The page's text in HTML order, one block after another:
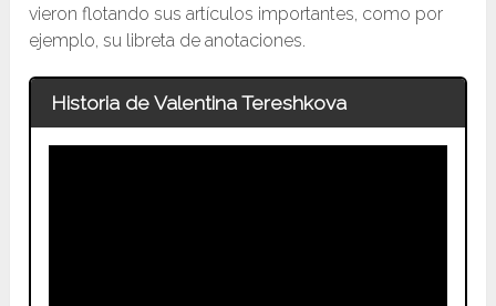
vieron flotando sus artículos importantes, como por
ejemplo, su libreta de anotaciones.
Historia de Valentina Tereshkova